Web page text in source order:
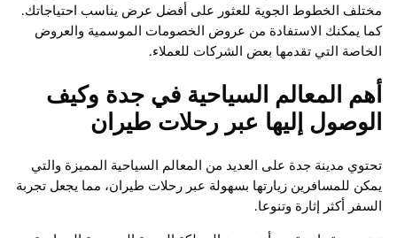
مختلف الخطوط الجوية للعثور على أفضل عرض يناسب احتياجاتك.
كما يمكنك الاستفادة من عروض الخصومات الموسمية والعروض
الخاصة التي تقدمها بعض الشركات للعملاء.
أهم المعالم السياحية في جدة وكيف
الوصول إليها عبر رحلات طيران
تحتوي مدينة جدة على العديد من المعالم السياحية المميزة والتي
يمكن للمسافرين زيارتها بسهولة عبر رحلات طيران، مما يجعل تجربة
السفر أكثر إثارة وتنوعا.